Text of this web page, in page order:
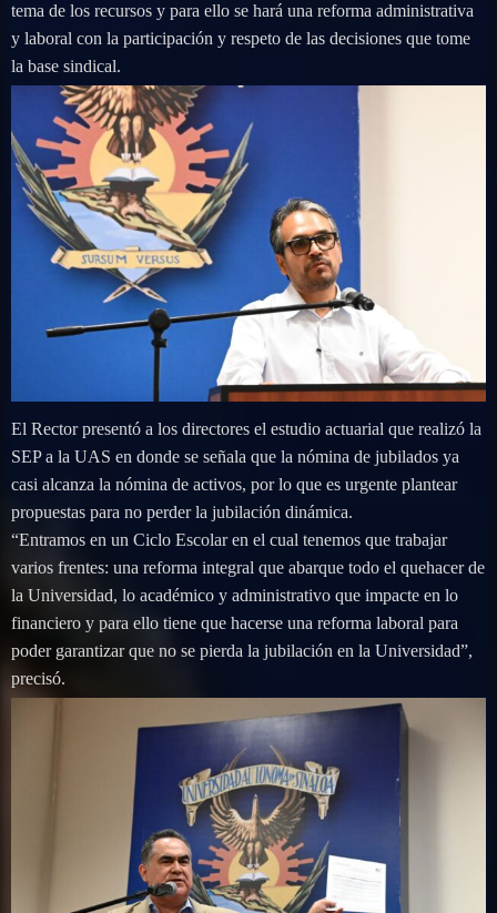
tema de los recursos y para ello se hará una reforma administrativa
y laboral con la participación y respeto de las decisiones que tome
la base sindical.
El Rector presentó a los directores el estudio actuarial que realizó la
SEP a la UAS en donde se señala que la nómina de jubilados ya
casi alcanza la nómina de activos, por lo que es urgente plantear
propuestas para no perder la jubilación dinámica.
“Entramos en un Ciclo Escolar en el cual tenemos que trabajar
varios frentes: una reforma integral que abarque todo el quehacer de
la Universidad, lo académico y administrativo que impacte en lo
financiero y para ello tiene que hacerse una reforma laboral para
poder garantizar que no se pierda la jubilación en la Universidad”,
precisó.